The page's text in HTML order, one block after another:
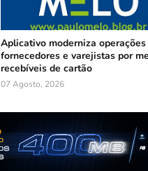
Aplicativo moderniza
fornecedores e varejistas por
recebíveis de cartão
07 Agosto, 2026